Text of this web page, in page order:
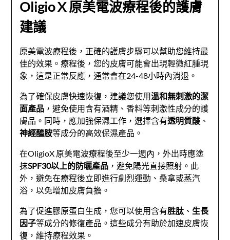
Oligio X 原美電波療程後的護膚
建議
原美電波療程後，正確的護膚步驟可以幫助您維持最
佳的效果。療程後，您的皮膚可能會出現輕微紅腫現
象，這是正常反應，通常會在24-48小時內消退。
為了確保皮膚快速恢復，建議您使用溫和無刺激的潔
面產品 ，避免使用含有酒精、香料等刺激性成分的護
膚品。同時，應加強保濕工作，選擇含有透明質酸 、
神經醯胺等成分的高效保濕產品。
在OligioX 原美電波療程後至少一週內，外出時應塗
抹SPF30以上的防曬產品 ，避免陽光直接照射。此
外，避免在療程後立即進行劇烈運動、桑拿或蒸汽
浴，以免增加皮膚負擔。
為了促進膠原蛋白生成，您可以使用含有胜肽 、生長
因子等成分的修復產品。這些成分有助於加速皮膚恢
復，維持療程效果。